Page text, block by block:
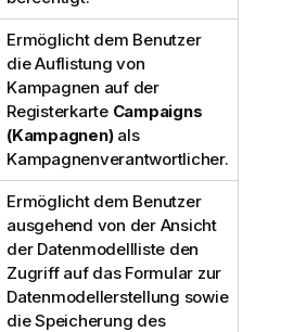
Ermöglicht dem Benutzer
die Auflistung von
Kampagnen auf der
Registerkarte Campaigns
(Kampagnen)als
Kampagnenverantwortlicher.
Ermöglicht dem Benutzer
ausgehend von der Ansicht
der Datenmodellliste den
Zugriff auf das Formular zur
Datenmodellerstellung sowie
die Speicherung des